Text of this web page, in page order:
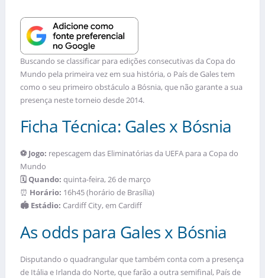
Buscando se classificar para edições consecutivas da Copa do
Mundo pela primeira vez em sua história, o País de Gales tem
como o seu primeiro obstáculo a Bósnia, que não garante a sua
presença neste torneio desde 2014.
Ficha Técnica: Gales x Bósnia
⚽ Jogo: repescagem das Eliminatórias da UEFA para a Copa do
Mundo
🗓️ Quando: quinta-feira, 26 de março
⏰ Horário: 16h45 (horário de Brasília)
🏟️ Estádio: Cardiff City, em Cardiff
As odds para Gales x Bósnia
Disputando o quadrangular que também conta com a presença
de Itália e Irlanda do Norte, que farão a outra semifinal, País de